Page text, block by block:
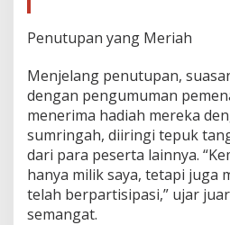
Penutupan yang Meriah
Menjelang penutupan,
dengan pengumuman
menerima hadiah mereka
sumringah, diiringi tepuk
dari para peserta lainnya.
hanya milik saya, tetapi juga
telah berpartisipasi,” ujar
semangat.